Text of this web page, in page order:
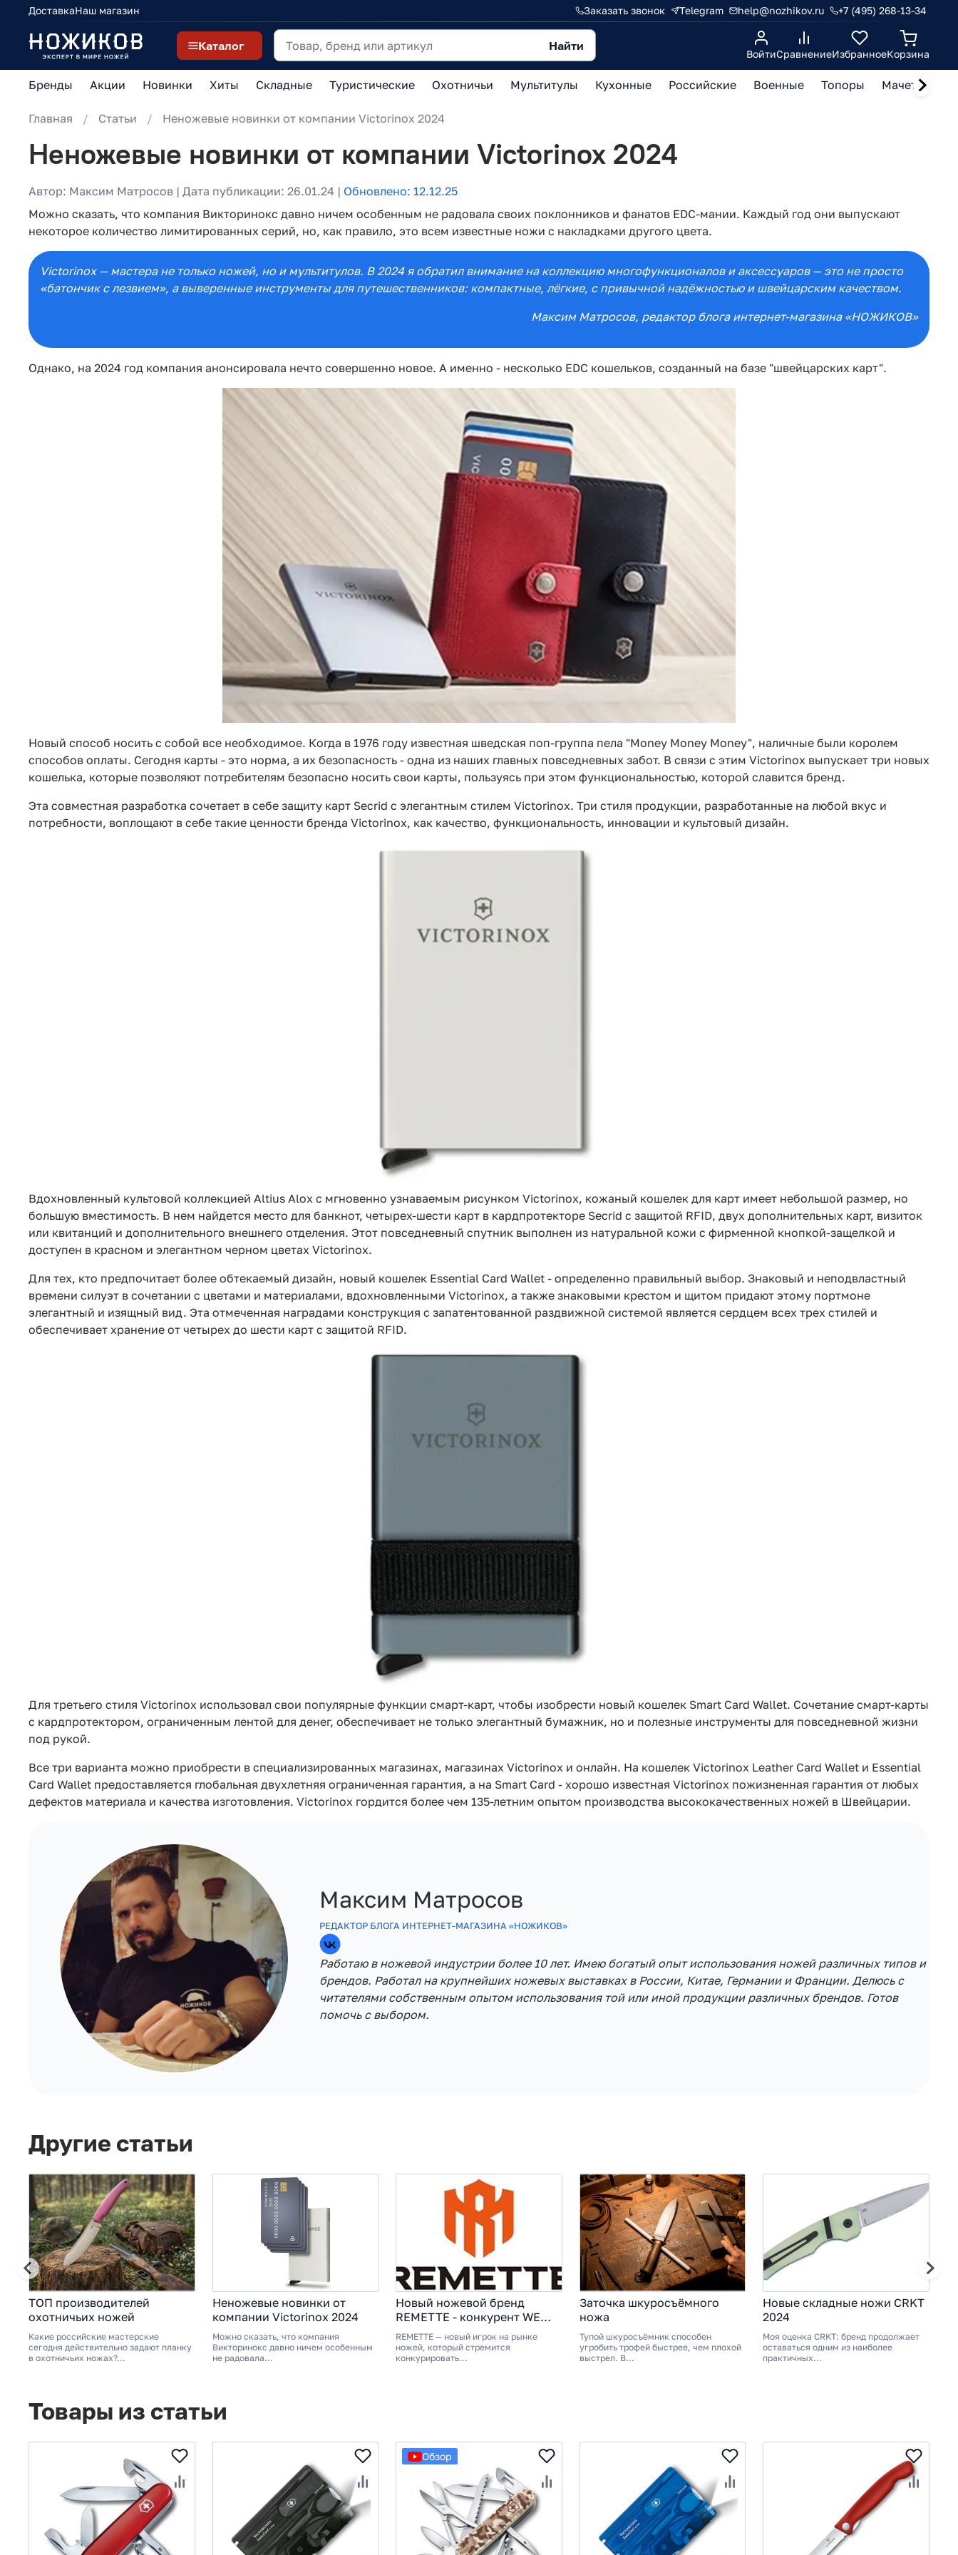
ДоставкаНаш магазин Заказать звонок Telegram help@nozhikov.ru +7 (495) 268-13-34
Каталог Найти
ВойтиСравнениеИзбранноеКорзина
Бренды Акции Новинки Хиты Складные Туристические Охотничьи Мультитулы Кухонные Российские Военные Топоры Мачете,
Главная Статьи Неножевые новинки от компании Victorinox 2024
Неножевые новинки от компании Victorinox 2024
Автор: Максим Матросов | Дата публикации: 26.01.24 | Обновлено: 12.12.25
Можно сказать, что компания Викторинокс давно ничем особенным не радовала своих поклонников и фанатов EDC-мании. Каждый год они выпускают
некоторое количество лимитированных серий, но, как правило, это всем известные ножи с накладками другого цвета.
Victorinox — мастера не только ножей, но и мультитулов. В 2024 я обратил внимание на коллекцию многофункционалов и аксессуаров — это не просто
«батончик с лезвием», а выверенные инструменты для путешественников: компактные, лёгкие, с привычной надёжностью и швейцарским качеством.
Максим Матросов, редактор блога интернет-магазина «НОЖИКОВ»
Однако, на 2024 год компания анонсировала нечто совершенно новое. А именно - несколько EDC кошельков, созданный на базе "швейцарских карт".
Новый способ носить с собой все необходимое. Когда в 1976 году известная шведская поп-группа пела "Money Money Money", наличные были королем
способов оплаты. Сегодня карты - это норма, а их безопасность - одна из наших главных повседневных забот. В связи с этим Victorinox выпускает три новых
кошелька, которые позволяют потребителям безопасно носить свои карты, пользуясь при этом функциональностью, которой славится бренд.
Эта совместная разработка сочетает в себе защиту карт Secrid с элегантным стилем Victorinox. Три стиля продукции, разработанные на любой вкус и
потребности, воплощают в себе такие ценности бренда Victorinox, как качество, функциональность, инновации и культовый дизайн.
Вдохновленный культовой коллекцией Altius Alox с мгновенно узнаваемым рисунком Victorinox, кожаный кошелек для карт имеет небольшой размер, но
большую вместимость. В нем найдется место для банкнот, четырех-шести карт в кардпротекторе Secrid с защитой RFID, двух дополнительных карт, визиток
или квитанций и дополнительного внешнего отделения. Этот повседневный спутник выполнен из натуральной кожи с фирменной кнопкой-защелкой и
доступен в красном и элегантном черном цветах Victorinox.
Для тех, кто предпочитает более обтекаемый дизайн, новый кошелек Essential Card Wallet - определенно правильный выбор. Знаковый и неподвластный
времени силуэт в сочетании с цветами и материалами, вдохновленными Victorinox, а также знаковыми крестом и щитом придают этому портмоне
элегантный и изящный вид. Эта отмеченная наградами конструкция с запатентованной раздвижной системой является сердцем всех трех стилей и
обеспечивает хранение от четырех до шести карт с защитой RFID.
Для третьего стиля Victorinox использовал свои популярные функции смарт-карт, чтобы изобрести новый кошелек Smart Card Wallet. Сочетание смарт-карты
с кардпротектором, ограниченным лентой для денег, обеспечивает не только элегантный бумажник, но и полезные инструменты для повседневной жизни
под рукой.
Все три варианта можно приобрести в специализированных магазинах, магазинах Victorinox и онлайн. На кошелек Victorinox Leather Card Wallet и Essential
Card Wallet предоставляется глобальная двухлетняя ограниченная гарантия, а на Smart Card - хорошо известная Victorinox пожизненная гарантия от любых
дефектов материала и качества изготовления. Victorinox гордится более чем 135-летним опытом производства высококачественных ножей в Швейцарии.
Максим Матросов
РЕДАКТОР БЛОГА ИНТЕРНЕТ-МАГАЗИНА «НОЖИКОВ»
Работаю в ножевой индустрии более 10 лет. Имею богатый опыт использования ножей различных типов и
брендов. Работал на крупнейших ножевых выставках в России, Китае, Германии и Франции. Делюсь с
читателями собственным опытом использования той или иной продукции различных брендов. Готов
помочь с выбором.
Другие статьи
ТОП производителей
охотничьих ножей
Какие российские мастерские
сегодня действительно задают планку
в охотничьих ножах?...
Неножевые новинки от
компании Victorinox 2024
Можно сказать, что компания
Викторинокс давно ничем особенным
не радовала...
Новый ножевой бренд
REMETTE - конкурент WE
Knife или безликий
проходняк? Разбираемся на
примерах!
REMETTE — новый игрок на рынке
ножей, который стремится
конкурировать...
Заточка шкуросъёмного
ножа
Тупой шкуросъёмник способен
угробить трофей быстрее, чем плохой
выстрел. В...
Новые складные ножи CRKT
2024
Моя оценка CRKT: бренд продолжает
оставаться одним из наиболее
практичных...
Товары из статьи
Обзор